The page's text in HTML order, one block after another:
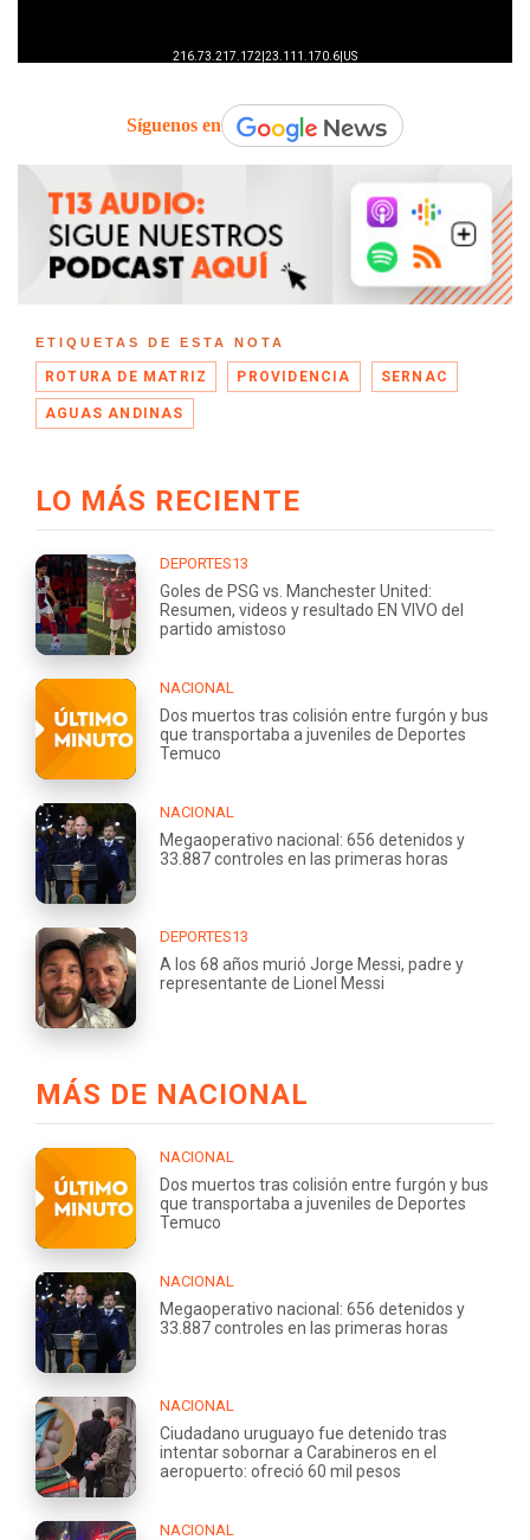
Síguenos en
ETIQUETAS DE ESTA NOTA
ROTURA DE MATRIZ PROVIDENCIA SERNAC
AGUAS ANDINAS
LO MÁS RECIENTE
DEPORTES13
Goles de PSG vs. Manchester United:
Resumen, videos y resultado EN VIVO del
partido amistoso
NACIONAL
Dos muertos tras colisión entre furgón y bus
que transportaba a juveniles de Deportes
Temuco
NACIONAL
Megaoperativo nacional: 656 detenidos y
33.887 controles en las primeras horas
DEPORTES13
A los 68 años murió Jorge Messi, padre y
representante de Lionel Messi
MÁS DE NACIONAL
NACIONAL
Dos muertos tras colisión entre furgón y bus
que transportaba a juveniles de Deportes
Temuco
NACIONAL
Megaoperativo nacional: 656 detenidos y
33.887 controles en las primeras horas
NACIONAL
Ciudadano uruguayo fue detenido tras
intentar sobornar a Carabineros en el
aeropuerto: ofreció 60 mil pesos
NACIONAL